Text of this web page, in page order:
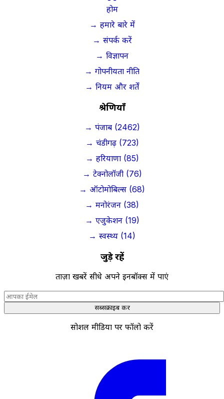
होम
→ हमारे बारे में
→ संपर्क करें
→ विज्ञापन
→ गोपनीयता नीति
→ नियम और शर्तें
श्रेणियाँ
→ पंजाब (2462)
→ चंडीगढ़ (723)
→ हरियाणा (85)
→ टेक्नोलॉजी (76)
→ ऑटोमोबिल्स (68)
→ मनोरंजन (38)
→ एजुकेशन (19)
→ स्वस्थ्य (14)
जुड़े रहें
ताज़ा खबरें सीधे अपने इनबॉक्स में पाएं
सब्सक्राइब करें
सोशल मीडिया पर फॉलो करें